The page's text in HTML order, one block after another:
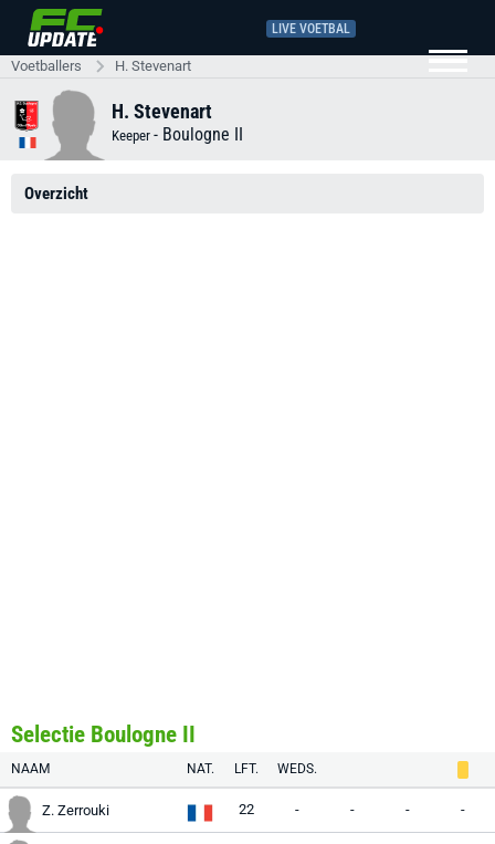
LIVE VOETBAL
Voetballers H. Stevenart
H. Stevenart
Keeper - Boulogne II
Overzicht
Selectie Boulogne II
NAAM NAT. LFT. WEDS.
Z. Zerrouki 22 - - - -